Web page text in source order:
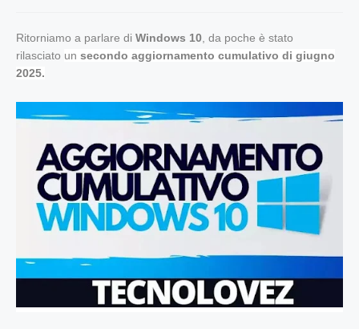
Ritorniamo a parlare di Windows 10 , da poche è stato
rilasciato un secondo aggiornamento cumulativo di giugno
2025.